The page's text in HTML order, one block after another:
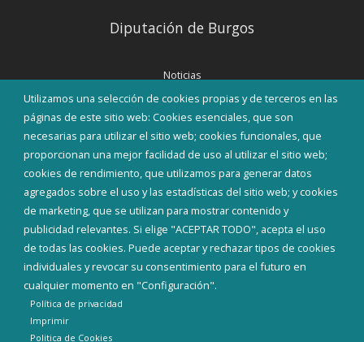
Utilizamos una selección de cookies propias y de terceros en las
páginas de este sitio web: Cookies esenciales, que son
necesarias para utilizar el sitio web; cookies funcionales, que
proporcionan una mejor facilidad de uso al utilizar el sitio web;
cookies de rendimiento, que utilizamos para generar datos
agregados sobre el uso y las estadísticas del sitio web; y cookies
de marketing, que se utilizan para mostrar contenido y
publicidad relevantes. Si elige "ACEPTAR TODO", acepta el uso
de todas las cookies. Puede aceptar y rechazar tipos de cookies
individuales y revocar su consentimiento para el futuro en
cualquier momento en "Configuración".
Política de privacidad
Imprimir
Politica de Cookies
Diputación de Burgos
Noticias
Eventos
Corporación Municipal
Teléfonos de interés
INICIAR SESIÓN
MAPA WEB